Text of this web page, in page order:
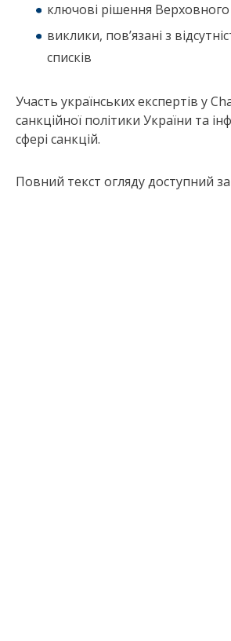
ключові рішення Верховного
виклики, пов’язані з
списків
Участь українських експертів у
санкційної політики України та
сфері санкцій.
Повний текст огляду доступний за